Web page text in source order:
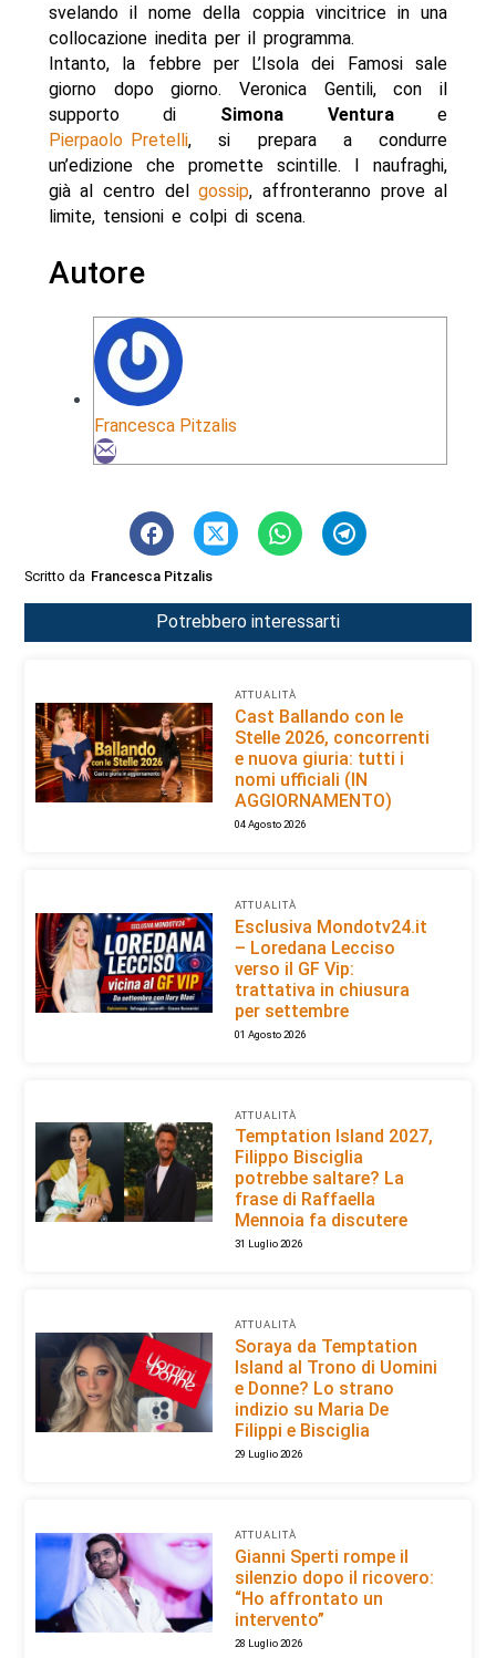
svelando il nome della coppia vincitrice in una
collocazione inedita per il programma.
Intanto, la febbre per L’Isola dei Famosi sale
giorno dopo giorno. Veronica Gentili, con il
supporto di Simona Venturae
Pierpaolo Pretelli, si prepara a condurre
un’edizione che promette scintille. I naufraghi,
già al centro delgossip, affronteranno prove al
limite, tensioni e colpi di scena.
Autore
Francesca Pitzalis
Scritto da Francesca Pitzalis
Potrebbero interessarti
ATTUALITÀ
Cast Ballando con le
Stelle 2026, concorrenti
e nuova giuria: tutti i
nomi ufficiali (IN
AGGIORNAMENTO)
04 Agosto 2026
ATTUALITÀ
Esclusiva Mondotv24.it
– Loredana Lecciso
verso il GF Vip:
trattativa in chiusura
per settembre
01 Agosto 2026
ATTUALITÀ
Temptation Island 2027,
Filippo Bisciglia
potrebbe saltare? La
frase di Raffaella
Mennoia fa discutere
31 Luglio 2026
ATTUALITÀ
Soraya da Temptation
Island al Trono di Uomini
e Donne? Lo strano
indizio su Maria De
Filippi e Bisciglia
29 Luglio 2026
ATTUALITÀ
Gianni Sperti rompe il
silenzio dopo il ricovero:
“Ho affrontato un
intervento”
28 Luglio 2026